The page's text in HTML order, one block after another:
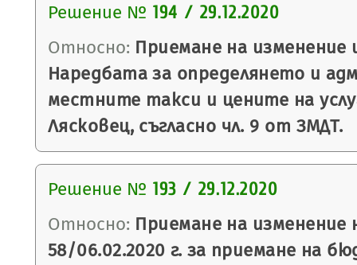
Решение № 194 / 29.12.2020
Относно: Приемане на изменение
Наредбата за определянето и
местните такси и цените на
Лясковец, съгласно чл. 9 от ЗМДТ.
Решение № 193 / 29.12.2020
Относно: Приемане на
58/06.02.2020 г. за приемане на